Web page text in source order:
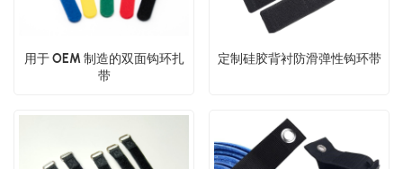
用于 OEM 制造的双面钩环扎
带
定制硅胶背衬防滑弹性钩环带